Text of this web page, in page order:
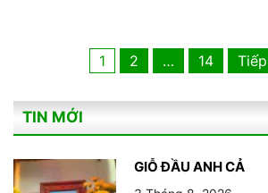
Phân
bài
viết
1 2 … 14
TIN MỚI
GIỖ ĐẦU ANH CẢ